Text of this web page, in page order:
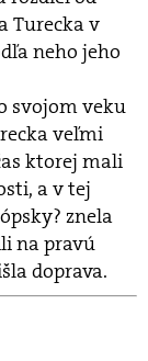
Turecka v
neho jeho
svojom veku
veľmi
ktorej mali
a v tej
znela
na pravú
doprava.